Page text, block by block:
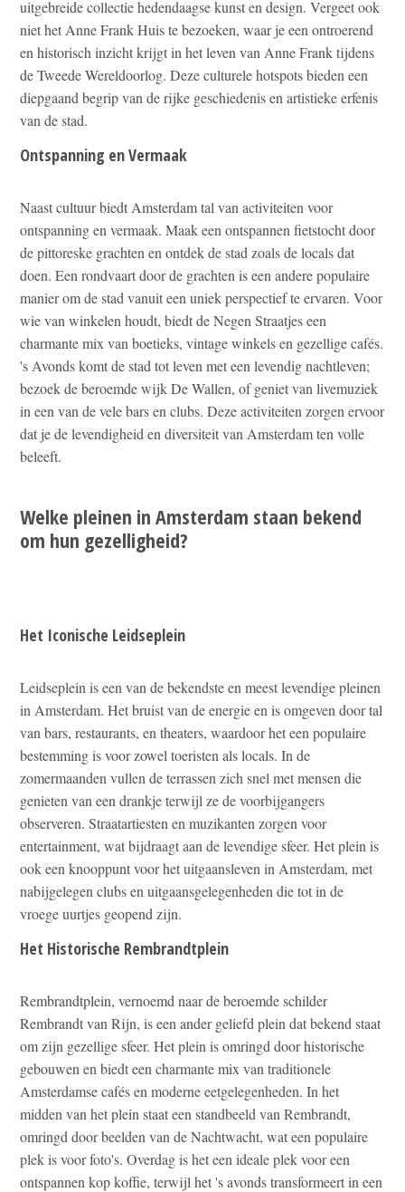
uitgebreide collectie hedendaagse kunst en design. Vergeet ook
niet het Anne Frank Huis te bezoeken, waar je een ontroerend
en historisch inzicht krijgt in het leven van Anne Frank tijdens
de Tweede Wereldoorlog. Deze culturele hotspots bieden een
diepgaand begrip van de rijke geschiedenis en artistieke erfenis
van de stad.
Ontspanning en Vermaak
Naast cultuur biedt Amsterdam tal van activiteiten voor
ontspanning en vermaak. Maak een ontspannen fietstocht door
de pittoreske grachten en ontdek de stad zoals de locals dat
doen. Een rondvaart door de grachten is een andere populaire
manier om de stad vanuit een uniek perspectief te ervaren. Voor
wie van winkelen houdt, biedt de Negen Straatjes een
charmante mix van boetieks, vintage winkels en gezellige cafés.
's Avonds komt de stad tot leven met een levendig nachtleven;
bezoek de beroemde wijk De Wallen, of geniet van livemuziek
in een van de vele bars en clubs. Deze activiteiten zorgen ervoor
dat je de levendigheid en diversiteit van Amsterdam ten volle
beleeft.
Welke pleinen in Amsterdam staan bekend
om hun gezelligheid?
Het Iconische Leidseplein
Leidseplein is een van de bekendste en meest levendige pleinen
in Amsterdam. Het bruist van de energie en is omgeven door tal
van bars, restaurants, en theaters, waardoor het een populaire
bestemming is voor zowel toeristen als locals. In de
zomermaanden vullen de terrassen zich snel met mensen die
genieten van een drankje terwijl ze de voorbijgangers
observeren. Straatartiesten en muzikanten zorgen voor
entertainment, wat bijdraagt aan de levendige sfeer. Het plein is
ook een knooppunt voor het uitgaansleven in Amsterdam, met
nabijgelegen clubs en uitgaansgelegenheden die tot in de
vroege uurtjes geopend zijn.
Het Historische Rembrandtplein
Rembrandtplein, vernoemd naar de beroemde schilder
Rembrandt van Rijn, is een ander geliefd plein dat bekend staat
om zijn gezellige sfeer. Het plein is omringd door historische
gebouwen en biedt een charmante mix van traditionele
Amsterdamse cafés en moderne eetgelegenheden. In het
midden van het plein staat een standbeeld van Rembrandt,
omringd door beelden van de Nachtwacht, wat een populaire
plek is voor foto's. Overdag is het een ideale plek voor een
ontspannen kop koffie, terwijl het 's avonds transformeert in een